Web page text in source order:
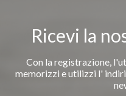
Ricevi la
Con la registrazione,
memorizzi e utilizzi l'